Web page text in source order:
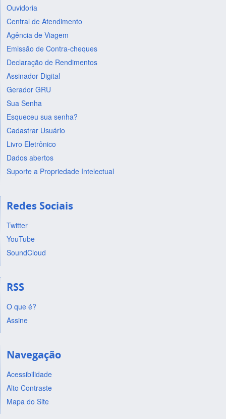
Ouvidoria
Central de Atendimento
Agência de Viagem
Emissão de Contra-cheques
Declaração de Rendimentos
Assinador Digital
Gerador GRU
Sua Senha
Esqueceu sua senha?
Cadastrar Usuário
Livro Eletrônico
Dados abertos
Suporte a Propriedade Intelectual
Redes Sociais
Twitter
YouTube
SoundCloud
RSS
O que é?
Assine
Navegação
Acessibilidade
Alto Contraste
Mapa do Site